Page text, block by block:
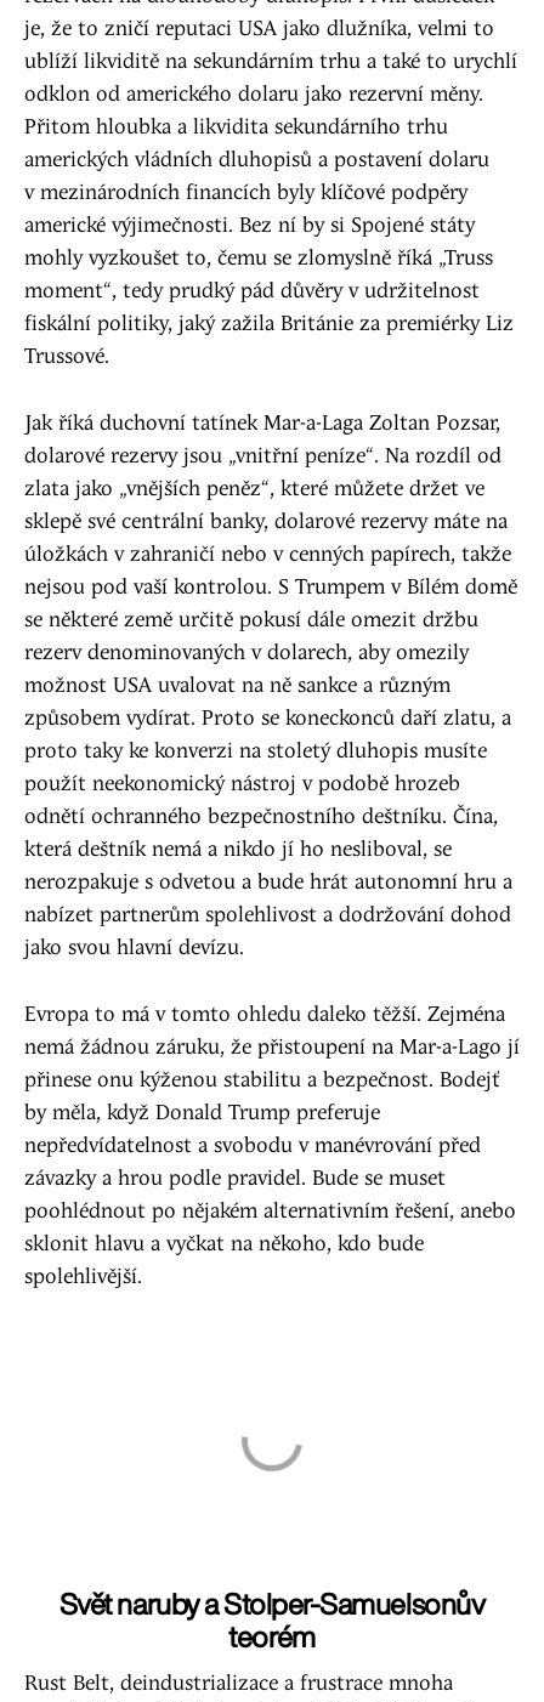
je, že to zničí reputaci USA jako dlužníka, velmi to
ublíží likviditě na sekundárním trhu a také to urychlí
odklon od amerického dolaru jako rezervní měny.
Přitom hloubka a likvidita sekundárního trhu
amerických vládních dluhopisů a postavení dolaru
v mezinárodních financích byly klíčové podpěry
americké výjimečnosti. Bez ní by si Spojené státy
mohly vyzkoušet to, čemu se zlomyslně říká „Truss
moment“, tedy prudký pád důvěry v udržitelnost
fiskální politiky, jaký zažila Británie za premiérky Liz
Trussové.
Jak říká duchovní tatínek Mar-a-Laga Zoltan Pozsar,
dolarové rezervy jsou „vnitřní peníze“. Na rozdíl od
zlata jako „vnějších peněz“, které můžete držet ve
sklepě své centrální banky, dolarové rezervy máte na
úložkách v zahraničí nebo v cenných papírech, takže
nejsou pod vaší kontrolou. S Trumpem v Bílém domě
se některé země určitě pokusí dále omezit držbu
rezerv denominovaných v dolarech, aby omezily
možnost USA uvalovat na ně sankce a různým
způsobem vydírat. Proto se koneckonců daří zlatu, a
proto taky ke konverzi na stoletý dluhopis musíte
použít neekonomický nástroj v podobě hrozeb
odnětí ochranného bezpečnostního deštníku. Čína,
která deštník nemá a nikdo jí ho nesliboval, se
nerozpakuje s odvetou a bude hrát autonomní hru a
nabízet partnerům spolehlivost a dodržování dohod
jako svou hlavní devízu.
Evropa to má v tomto ohledu daleko těžší. Zejména
nemá žádnou záruku, že přistoupení na Mar-a-Lago jí
přinese onu kýženou stabilitu a bezpečnost. Bodejť
by měla, když Donald Trump preferuje
nepředvídatelnost a svobodu v manévrování před
závazky a hrou podle pravidel. Bude se muset
poohlédnout po nějakém alternativním řešení, anebo
sklonit hlavu a vyčkat na někoho, kdo bude
spolehlivější.
Svět naruby a Stolper-Samuelsonův
teorém
Rust Belt, deindustrializace a frustrace mnoha